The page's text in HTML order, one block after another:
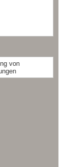
von